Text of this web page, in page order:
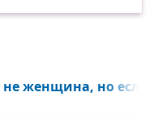
женщина, но если